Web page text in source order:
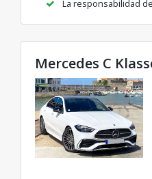
La responsabilidad
Mercedes C